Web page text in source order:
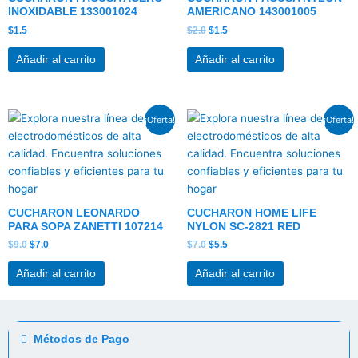
INOXIDABLE 133001024
$1.5
Añadir al carrito
AMERICANO 143001005
$2.0 $1.5
Añadir al carrito
¡Oferta!
CUCHARON LEONARDO
PARA SOPA ZANETTI 107214
$9.0
El
precio
original
era:
$9.0.
$7.0
El
actual
es:
$7.0.
Añadir al carrito
¡Oferta!
CUCHARON HOME LIFE
NYLON SC-2821 RED
$7.0
El
precio
original
era:
$7.0.
$5.5
El
actual
es:
$5.5.
Añadir al carrito
Métodos de Pago